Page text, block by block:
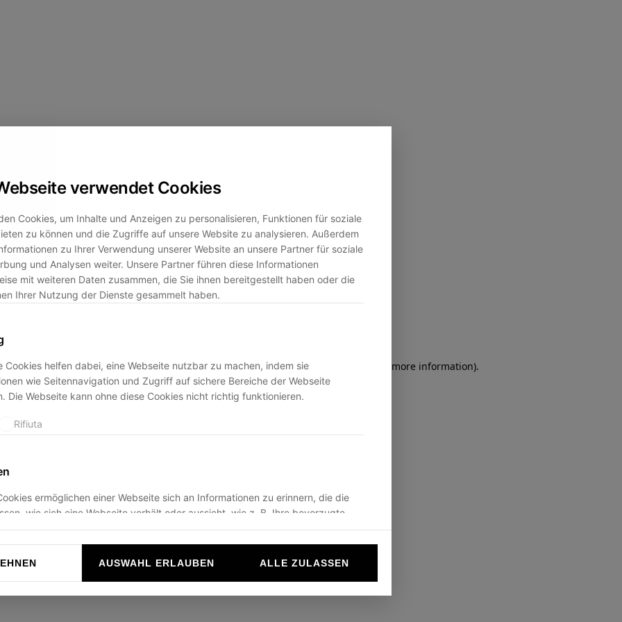
verwendet Cookies
Cookies, um Inhalte und Anzeigen zu personalisieren, Funktionen für soziale
zu können und die Zugriffe auf unsere Website zu analysieren. Außerdem
zu Ihrer Verwendung unserer Website an unsere Partner für soziale
und Analysen weiter. Unsere Partner führen diese Informationen
mit weiteren Daten zusammen, die Sie ihnen bereitgestellt haben oder die
Ihrer Nutzung der Dienste gesammelt haben.
Cookies helfen dabei, eine Webseite nutzbar zu machen, indem sie
wie Seitennavigation und Zugriff auf sichere Bereiche der Webseite
Die Webseite kann ohne diese Cookies nicht richtig funktionieren.
Rifiuta
ermöglichen einer Webseite sich an Informationen zu erinnern, die die
wie sich eine Webseite verhält oder aussieht, wie z. B. Ihre bevorzugte
die Region in der Sie sich befinden.
AUSWAHL ERLAUBEN ALLE ZULASSEN
has occurred while loadingducadisangiusto.com(see the browser console for more information).